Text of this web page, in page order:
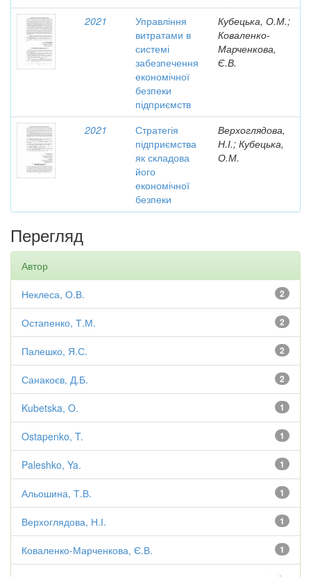
2021
Управління
витратами в
системі
забезпечення
економічної
безпеки
підприємств
Кубецька, О.М.;
Коваленко-
Марченкова,
Є.В.
2021
Стратегія
підприємства
як складова
його
економічної
безпеки
Верхоглядова,
Н.І.; Кубецька,
О.М.
Перегляд
Автор
2
Неклеса, О.В.
2
Остапенко, Т.М.
2
Палешко, Я.С.
2
Санакоєв, Д.Б.
1
Kubetska, O.
1
Ostapenko, T.
1
Paleshko, Ya.
1
Альошина, Т.В.
1
Верхоглядова, Н.І.
1
Коваленко-Марченкова, Є.В.